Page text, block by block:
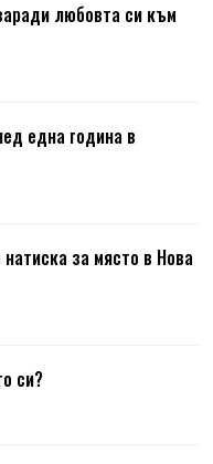
любовта си към
една година в
за място в Нова
си?